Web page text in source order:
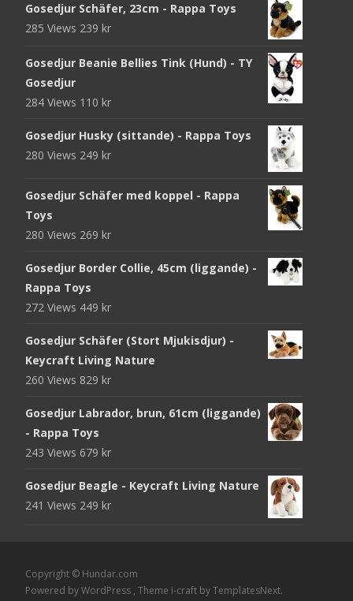
Gosedjur Schäfer, 23cm - Rappa Toys
285 Views 239 kr
Gosedjur Beanie Bellies Tink (Hund) - TY
Gosedjur
284 Views 110 kr
Gosedjur Husky (sittande) - Rappa Toys
280 Views 249 kr
Gosedjur Schäfer med koppel - Rappa
Toys
280 Views 269 kr
Gosedjur Border Collie, 45cm (liggande) -
Rappa Toys
272 Views 449 kr
Gosedjur Schäfer (Stort Mjukisdjur) -
Keycraft Living Nature
260 Views 829 kr
Gosedjur Labrador, brun, 61cm (liggande)
- Rappa Toys
243 Views 679 kr
Gosedjur Beagle - Keycraft Living Nature
241 Views 249 kr
Copyright © Hundar.com
Powered by WordPress , Theme i-craft by TemplatesNext.